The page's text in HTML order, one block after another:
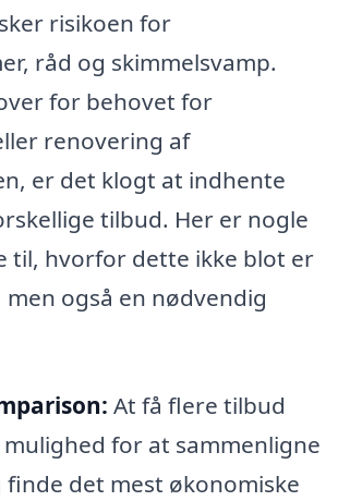
risikoen for
råd og skimmelsvamp.
for behovet for
renovering af
er det klogt at indhente
tilbud. Her er nogle
til, hvorfor dette ikke blot er
også en nødvendig
At få flere tilbud
for at sammenligne
finde det mest økonomiske